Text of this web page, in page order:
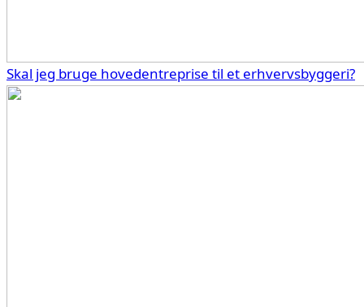
Skal jeg bruge hovedentreprise til et erhvervsbyggeri?